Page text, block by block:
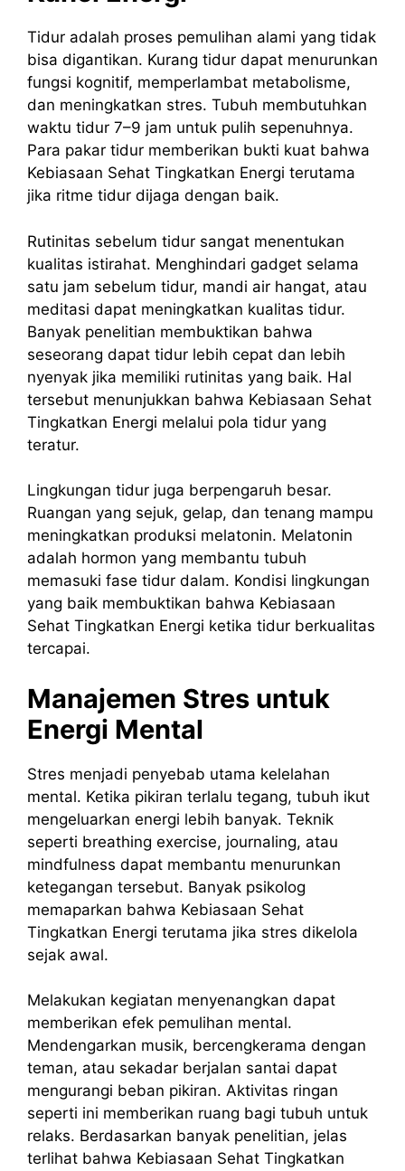
Tidur adalah proses pemulihan alami yang tidak
bisa digantikan. Kurang tidur dapat menurunkan
fungsi kognitif, memperlambat metabolisme,
dan meningkatkan stres. Tubuh membutuhkan
waktu tidur 7–9 jam untuk pulih sepenuhnya.
Para pakar tidur memberikan bukti kuat bahwa
Kebiasaan Sehat Tingkatkan Energi terutama
jika ritme tidur dijaga dengan baik.
Rutinitas sebelum tidur sangat menentukan
kualitas istirahat. Menghindari gadget selama
satu jam sebelum tidur, mandi air hangat, atau
meditasi dapat meningkatkan kualitas tidur.
Banyak penelitian membuktikan bahwa
seseorang dapat tidur lebih cepat dan lebih
nyenyak jika memiliki rutinitas yang baik. Hal
tersebut menunjukkan bahwa Kebiasaan Sehat
Tingkatkan Energi melalui pola tidur yang
teratur.
Lingkungan tidur juga berpengaruh besar.
Ruangan yang sejuk, gelap, dan tenang mampu
meningkatkan produksi melatonin. Melatonin
adalah hormon yang membantu tubuh
memasuki fase tidur dalam. Kondisi lingkungan
yang baik membuktikan bahwa Kebiasaan
Sehat Tingkatkan Energi ketika tidur berkualitas
tercapai.
Manajemen Stres untuk
Energi Mental
Stres menjadi penyebab utama kelelahan
mental. Ketika pikiran terlalu tegang, tubuh ikut
mengeluarkan energi lebih banyak. Teknik
seperti breathing exercise, journaling, atau
mindfulness dapat membantu menurunkan
ketegangan tersebut. Banyak psikolog
memaparkan bahwa Kebiasaan Sehat
Tingkatkan Energi terutama jika stres dikelola
sejak awal.
Melakukan kegiatan menyenangkan dapat
memberikan efek pemulihan mental.
Mendengarkan musik, bercengkerama dengan
teman, atau sekadar berjalan santai dapat
mengurangi beban pikiran. Aktivitas ringan
seperti ini memberikan ruang bagi tubuh untuk
relaks. Berdasarkan banyak penelitian, jelas
terlihat bahwa Kebiasaan Sehat Tingkatkan